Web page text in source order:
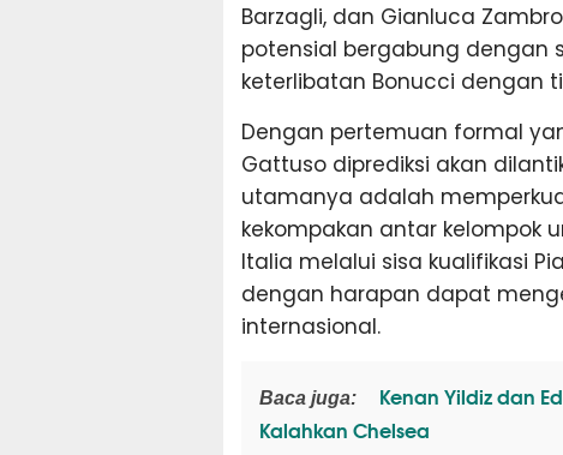
Barzagli, dan Gianluca
potensial bergabung dengan
keterlibatan Bonucci dengan
Dengan pertemuan formal
Gattuso diprediksi akan
utamanya adalah
kekompakan antar kelompok
Italia melalui sisa kualifikasi
dengan harapan dapat
internasional.
Baca juga:
Kenan Yildiz dan
Kalahkan Chelsea